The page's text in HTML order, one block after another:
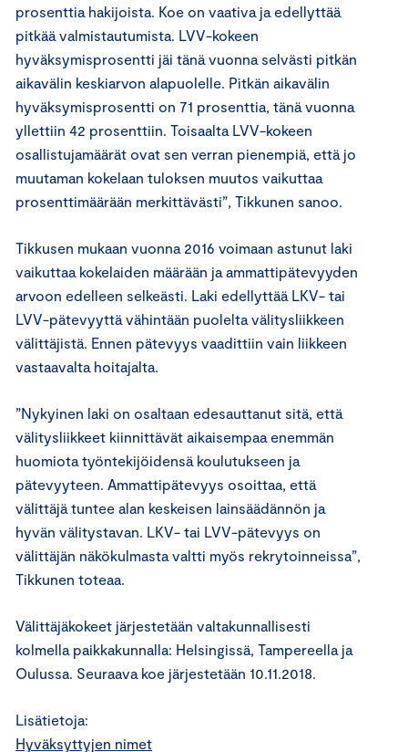
prosenttia hakijoista. Koe on vaativa ja edellyttää
pitkää valmistautumista. LVV-kokeen
hyväksymisprosentti jäi tänä vuonna selvästi pitkän
aikavälin keskiarvon alapuolelle. Pitkän aikavälin
hyväksymisprosentti on 71 prosenttia, tänä vuonna
yllettiin 42 prosenttiin. Toisaalta LVV-kokeen
osallistujamäärät ovat sen verran pienempiä, että jo
muutaman kokelaan tuloksen muutos vaikuttaa
prosenttimäärään merkittävästi”, Tikkunen sanoo.
Tikkusen mukaan vuonna 2016 voimaan astunut laki
vaikuttaa kokelaiden määrään ja ammattipätevyyden
arvoon edelleen selkeästi. Laki edellyttää LKV- tai
LVV-pätevyyttä vähintään puolelta välitysliikkeen
välittäjistä. Ennen pätevyys vaadittiin vain liikkeen
vastaavalta hoitajalta.
”Nykyinen laki on osaltaan edesauttanut sitä, että
välitysliikkeet kiinnittävät aikaisempaa enemmän
huomiota työntekijöidensä koulutukseen ja
pätevyyteen. Ammattipätevyys osoittaa, että
välittäjä tuntee alan keskeisen lainsäädännön ja
hyvän välitystavan. LKV- tai LVV-pätevyys on
välittäjän näkökulmasta valtti myös rekrytoinneissa”,
Tikkunen toteaa.
Välittäjäkokeet järjestetään valtakunnallisesti
kolmella paikkakunnalla: Helsingissä, Tampereella ja
Oulussa. Seuraava koe järjestetään 10.11.2018.
Lisätietoja:
Hyväksyttyjen nimet